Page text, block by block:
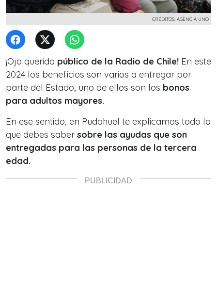
CRÉDITOS: AGENCIA UNO
¡Ojo querido público de la Radio de Chile! En este
2024 los beneficios son varios a entregar por
parte del Estado, uno de ellos son los bonos
para adultos mayores.
En ese sentido, en Pudahuel te explicamos todo lo
que debes saber sobre las ayudas que son
entregadas para las personas de la tercera
edad.